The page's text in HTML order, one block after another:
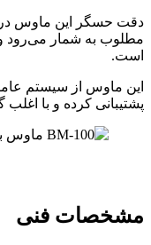
مطلوب به شمار می‌رود و
است.
این ماوس از سیستم
پشتیبانی کرده و با
مشخصات فنی